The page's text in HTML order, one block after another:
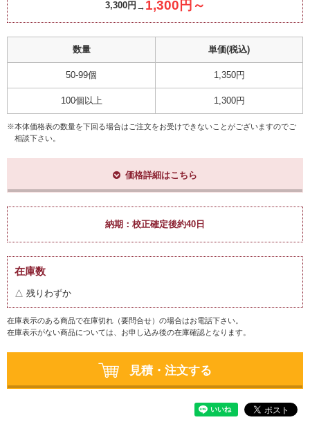
3,300円
1,300円～
数量 単価(税込)
50-99個 1,350円
100個以上 1,300円
※本体価格表の数量を下回る場合はご注文をお受けできないことがございますのでご
相談下さい。
価格詳細はこちら
納期： 校正確定後約40日
在庫数
△ 残りわずか
在庫表示のある商品で在庫切れ（要問合せ）の場合はお電話下さい。
在庫表示がない商品については、お申し込み後の在庫確認となります。
見積・注文する